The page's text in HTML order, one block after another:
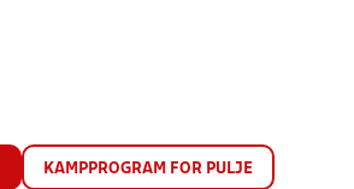
KAMPPROGRAM FOR PULJE